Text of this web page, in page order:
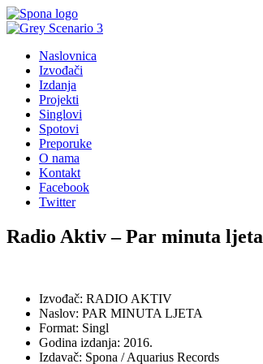
Naslovnica
Izvođači
Izdanja
Projekti
Singlovi
Spotovi
Preporuke
O nama
Kontakt
Facebook
Twitter
Radio Aktiv – Par minuta ljeta
Izvođač: RADIO AKTIV
Naslov: PAR MINUTA LJETA
Format: Singl
Godina izdanja: 2016.
Izdavač: Spona / Aquarius Records